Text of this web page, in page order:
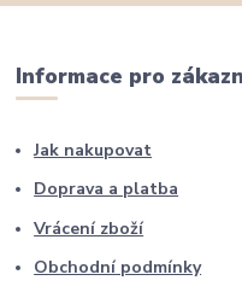
Informace pro
Jak nakupovat
Doprava a platba
Vrácení zboží
Obchodní podmínky